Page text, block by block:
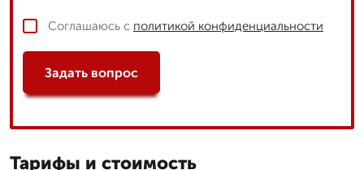
Соглашаюсь с политикой конфиденциальности
Задать вопрос
Тарифы и стоимость